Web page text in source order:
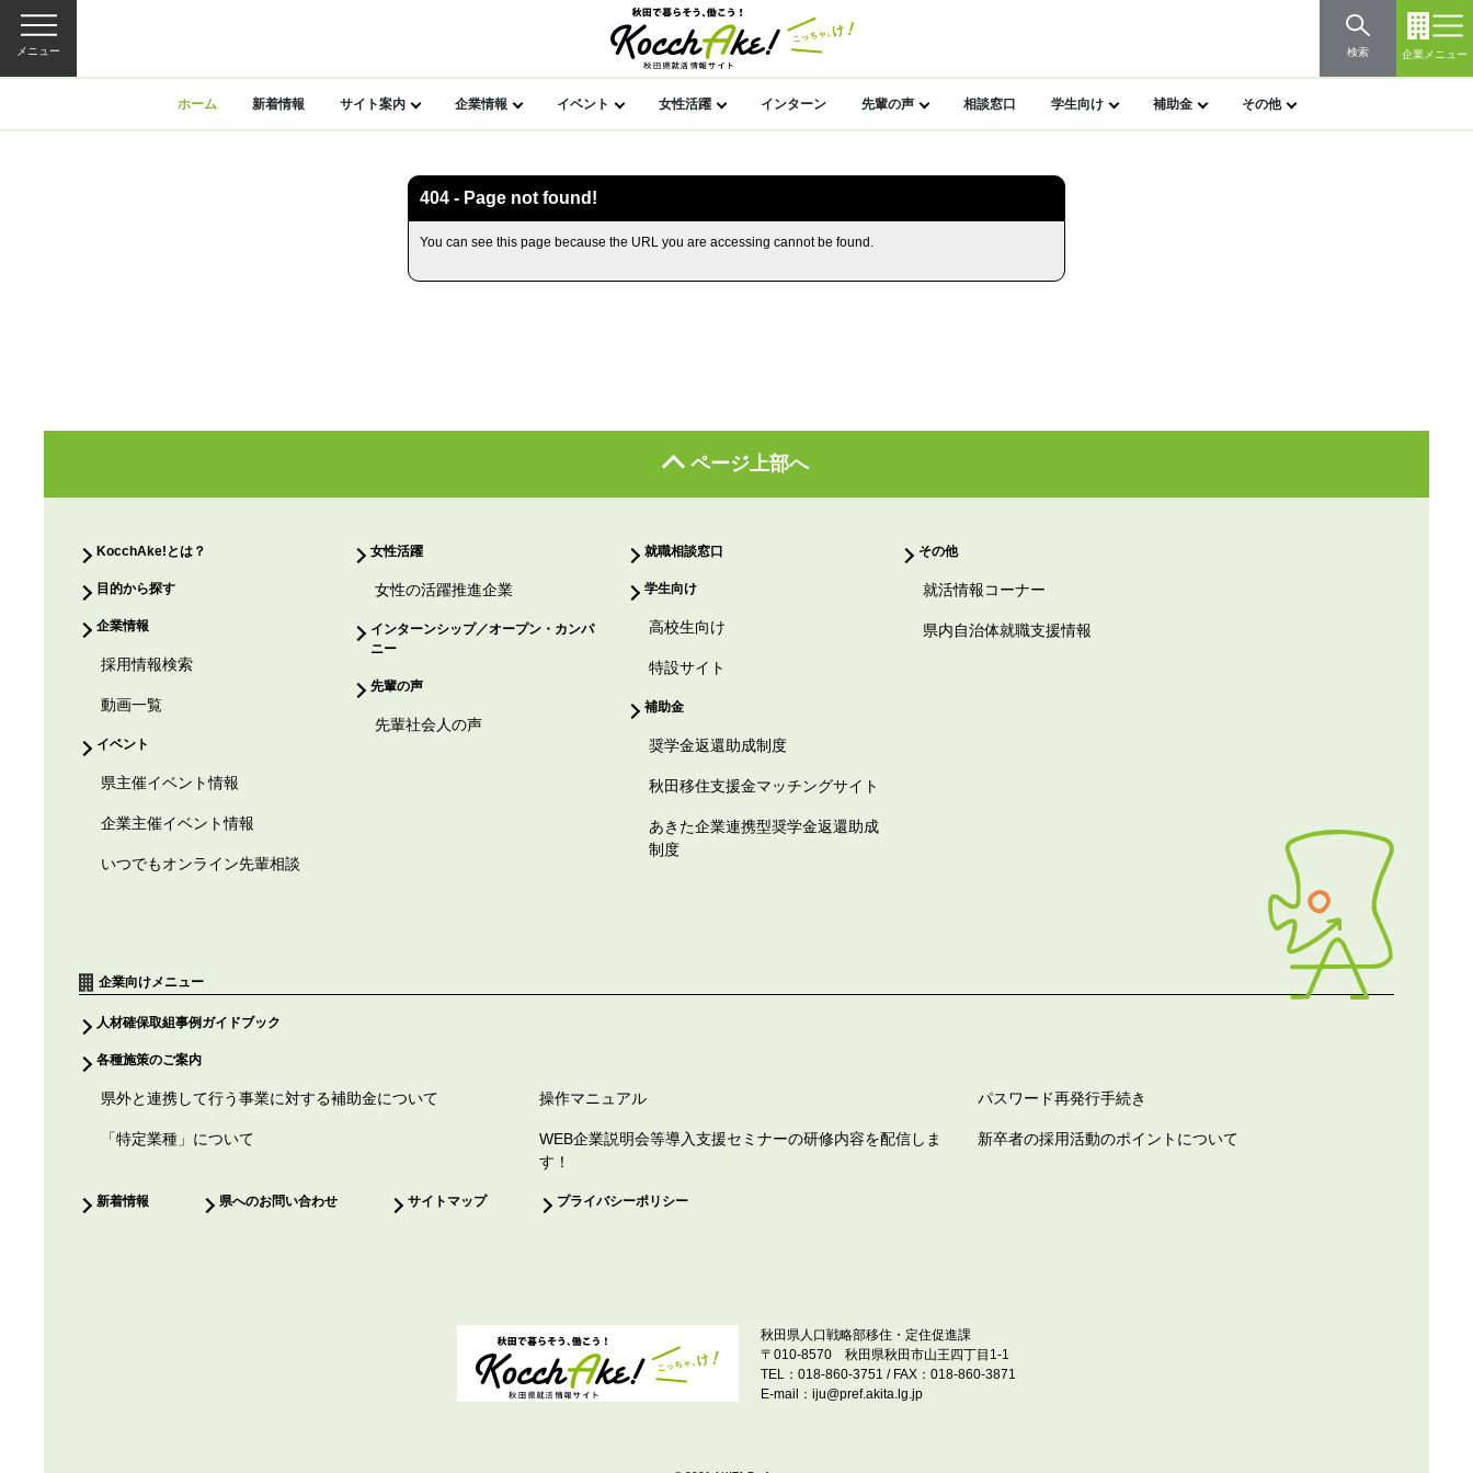
メニュー 検索 企業メニュー
ホーム 新着情報 サイト案内 企業情報 イベント 女性活躍 インターン 先輩の声 相談窓口 学生向け 補助金 その他
404 - Page not found!
You can see this page because the URL you are accessing cannot be found.
ページ上部へ
KocchAke!とは？
目的から探す
企業情報
採用情報検索
動画一覧
イベント
県主催イベント情報
企業主催イベント情報
いつでもオンライン先輩相談
女性活躍
女性の活躍推進企業
インターンシップ／オープン・カンパ
ニー
先輩の声
先輩社会人の声
就職相談窓口
学生向け
高校生向け
特設サイト
補助金
奨学金返還助成制度
秋田移住支援金マッチングサイト
あきた企業連携型奨学金返還助成
制度
その他
就活情報コーナー
県内自治体就職支援情報
企業向けメニュー
人材確保取組事例ガイドブック
各種施策のご案内
県外と連携して行う事業に対する補助金について 操作マニュアル パスワード再発行手続き
「特定業種」について
WEB企業説明会等導入支援セミナーの研修内容を配信しま
す！
新卒者の採用活動のポイントについて
新着情報 県へのお問い合わせ サイトマップ プライバシーポリシー
秋田県人口戦略部移住・定住促進課
〒010-8570 秋田県秋田市山王四丁目1-1
TEL：018-860-3751 / FAX：018-860-3871
E-mail：iju@pref.akita.lg.jp